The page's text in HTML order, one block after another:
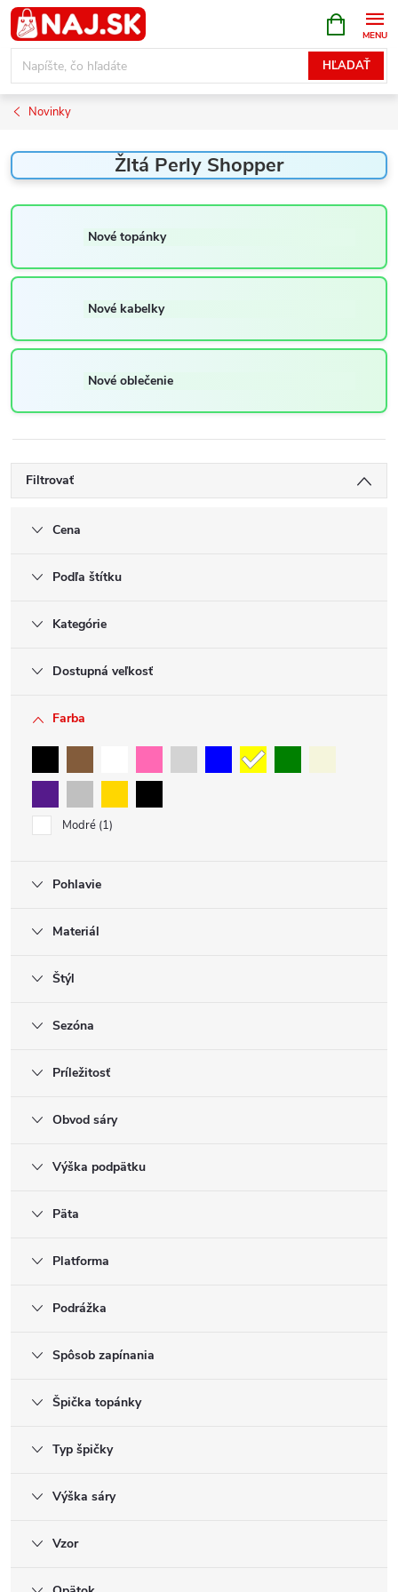
Prejsť
na
obsah
HĽADAŤ
KOŠÍK
Novinky
Žltá Perly Shopper
Nové topánky
Nové kabelky
Nové oblečenie
Filtrovať
Cena
Podľa štítku
Kategórie
Dostupná veľkosť
Farba
Modré 1
Pohlavie
Materiál
Štýl
Sezóna
Príležitosť
Obvod sáry
Výška podpätku
Päta
Platforma
Podrážka
Spôsob zapínania
Špička topánky
Typ špičky
Výška sáry
Vzor